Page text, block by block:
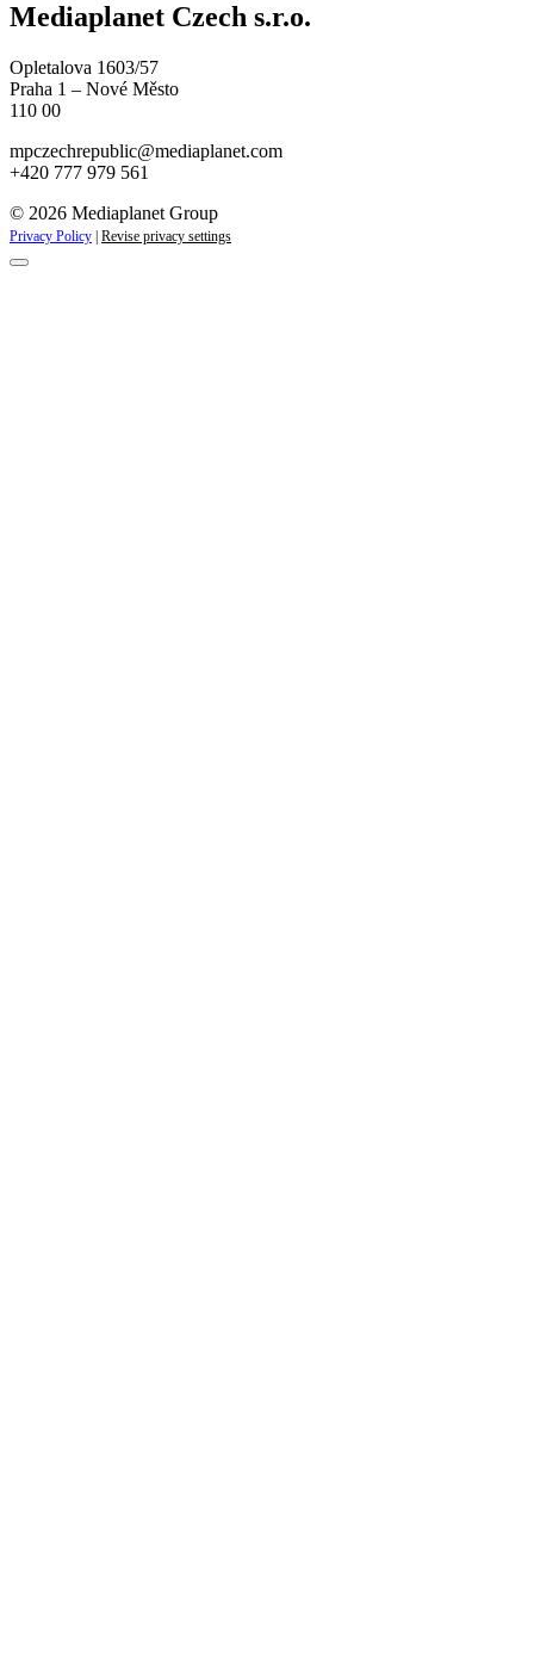
Mediaplanet Czech s.r.o.
Opletalova 1603/57
Praha 1 – Nové Město
110 00
mpczechrepublic@mediaplanet.com
+420 777 979 561
© 2026 Mediaplanet Group
Privacy Policy Revise privacy settings